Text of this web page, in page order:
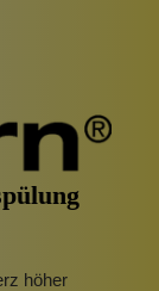
höher